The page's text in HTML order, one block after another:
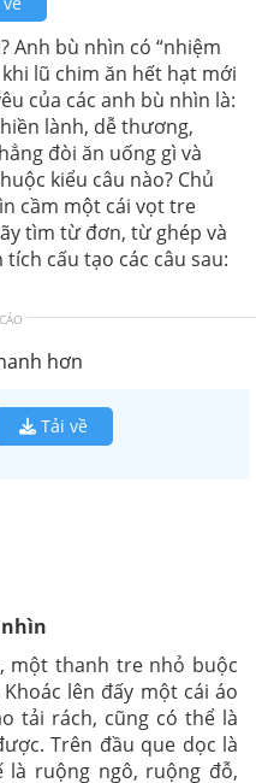
Anh bù nhìn có “nhiệm
lũ chim ăn hết hạt mới
của các anh bù nhìn là:
lành, dễ thương,
đòi ăn uống gì và
kiểu câu nào? Chủ
cầm một cái vọt tre
tìm từ đơn, từ ghép và
cấu tạo các câu sau:
hơn
Tải về
thanh tre nhỏ buộc
lên đấy một cái áo
tải rách, cũng có thể là
Trên đầu que dọc là
là ruộng ngô, ruộng đỗ,